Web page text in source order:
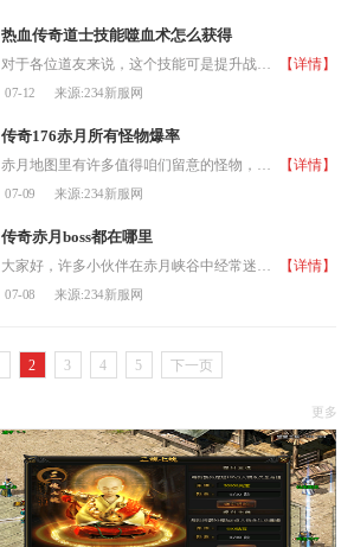
热血传奇道士技能噬血术怎么获得
对于各位道友来说，这个技能可是提升战斗力的关键，不但能造成可观的伤害，还能在命中敌人后吸取生命值来恢复自己的血量，简直是打怪升级和PK对战的利器。想要学到这个强力的技 【详情】
07-12 来源:234新服网
传奇176赤月所有怪物爆率
赤月地图里有许多值得咱们留意的怪物，它们各有各的特色产出，了解这些对咱们打宝非常有帮助。双头金刚和双头血魔作为恶魔祭坛中的重要头目，是咱们获取赤月套装的关键目标， 【详情】
07-09 来源:234新服网
传奇赤月boss都在哪里
大家好，许多小伙伴在赤月峡谷中经常迷路，找不到boss的位置。其实想要找到赤月恶魔和它的同伴们，需要从盟重土城出发，先到达白日门。在白日门地图中，有两块明显的巨石，从那 【详情】
07-08 来源:234新服网
2 3 4 5 下一页
更多